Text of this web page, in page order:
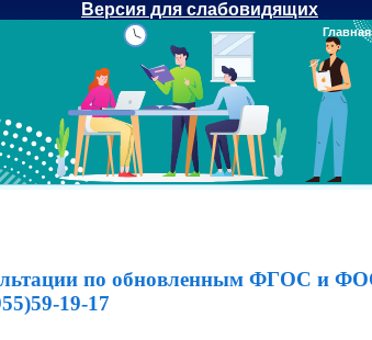
Версия для слабовидящих
Главная
по обновленным ФГОС и
19-17